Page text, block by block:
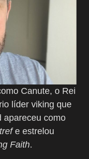
Canute, o Rei
líder viking que
apareceu como
e estrelou
Faith.